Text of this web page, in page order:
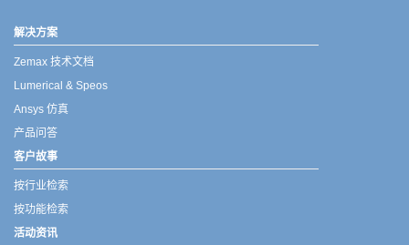
解决方案
Zemax 技术文档
Lumerical & Speos
Ansys 仿真
产品问答
客户故事
按行业检索
按功能检索
活动资讯